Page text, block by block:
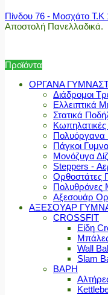
Πίνδου 76 - Μοσχάτο Τ.Κ
Αποστολή Πανελλαδικά.
Προϊόντα
ΟΡΓΑΝΑ
Διάδρομοι
Ελλειπτικά
Στατικά
Πολυόργανα
Πάγκοι
Μονόζυγα
Steppers -
Ορθοστάτες
Πολυθρόνες
Αξεσουάρ
ΑΞΕΣΟΥΑΡ
CROSSFIT
Είδη
Wall
Slam
ΒΑΡΗ